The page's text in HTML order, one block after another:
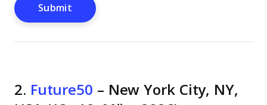
2. Future50 – New York City, NY,